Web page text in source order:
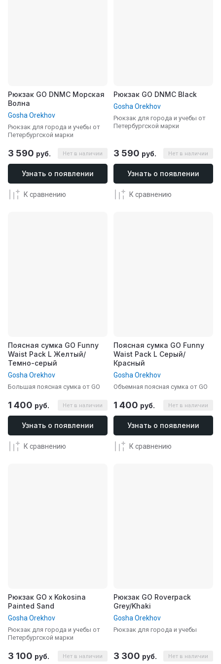
Рюкзак GO DNMC Морская
Волна
Gosha Orekhov
Рюкзак для города и учебы от
Петербургской марки
Нет в наличии
3 590 руб.
Узнать о появлении
К сравнению
Рюкзак GO DNMC Black
Gosha Orekhov
Рюкзак для города и учебы от
Петербургской марки
Нет в наличии
3 590 руб.
Узнать о появлении
К сравнению
Поясная сумка GO Funny
Waist Pack L Желтый/
Темно-серый
Gosha Orekhov
Большая поясная сумка от GO
Нет в наличии
1 400 руб.
Узнать о появлении
К сравнению
Поясная сумка GO Funny
Waist Pack L Серый/
Красный
Gosha Orekhov
Объемная поясная сумка от GO
Нет в наличии
1 400 руб.
Узнать о появлении
К сравнению
Рюкзак GO x Kokosina
Painted Sand
Gosha Orekhov
Рюкзак для города и учебы от
Петербургской марки
Нет в наличии
3 100 руб.
Рюкзак GO Roverpack
Grey/Khaki
Gosha Orekhov
Рюкзак для города и учебы
Нет в наличии
3 300 руб.